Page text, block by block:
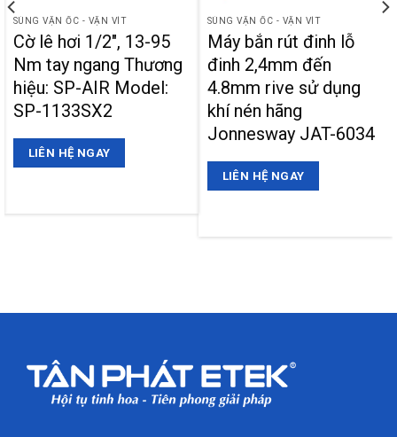
SÚNG VẶN ỐC - VẶN VÍT
Cờ lê hơi 1/2″, 13-95
Nm tay ngang Thương
hiệu: SP-AIR Model:
SP-1133SX2
LIÊN HỆ NGAY
SÚNG VẶN ỐC - VẶN VÍT
Máy bắn rút đinh lỗ
đinh 2,4mm đến
4.8mm rive sử dụng
khí nén hãng
Jonnesway JAT-6034
LIÊN HỆ NGAY